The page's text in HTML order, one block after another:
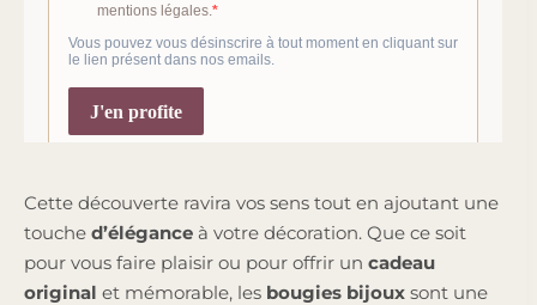
Cette découverte ravira vos sens tout en ajoutant une
touche d’élégance à votre décoration. Que ce soit
pour vous faire plaisir ou pour offrir un cadeau
original et mémorable, les bougies bijoux sont une